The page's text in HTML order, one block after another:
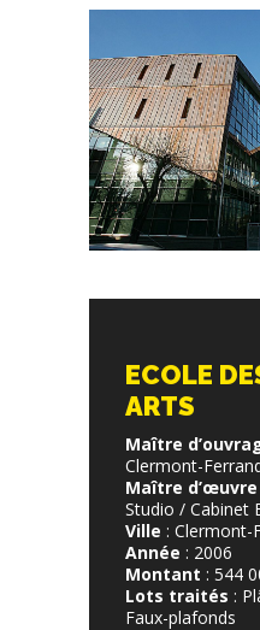
ECOLE
ARTS
Maître
Clermont-
Maître d’œuvre
Studio / Cabinet
Ville : Clermont-
Année : 2006
Montant : 544
Lots traités :
Faux-plafonds